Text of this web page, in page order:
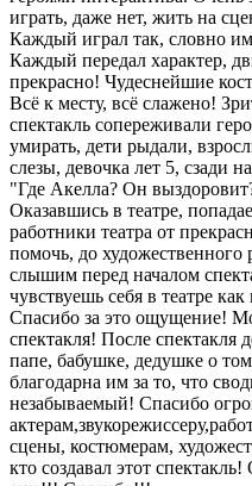
играть, даже нет, жить на
Каждый играл так, словно
Каждый передал характер,
прекрасно! Чудеснейшие
Всё к месту, всё слажено!
спектакль сопереживали
умирать, дети рыдали,
слезы, девочка лет 5, сзади
"Где Акелла? Он
Оказавшись в театре,
работники театра от
помочь, до художественного
слышим перед началом
чувствуешь себя в театре
Спасибо за это ощущение!
спектакля! После спектакля
папе, бабушке, дедушке о
благодарна им за то, что
незабываемый! Спасибо
сцены, костюмерам,
кто создавал этот